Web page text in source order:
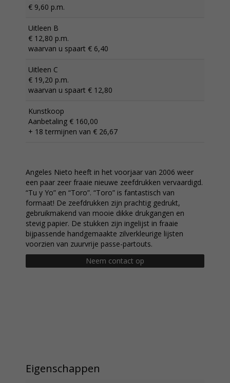
€ 9,60 p.m.
Uitleen B
€ 12,80 p.m.
waarvan u spaart € 6,40
Uitleen C
€ 19,20 p.m.
waarvan u spaart € 12,80
Kunstkoop
Aanbetaling € 160,00
+ 18 termijnen van € 26,67
Angeles Nieto heeft in het voorjaar van 2006 weer
een paar zeer fraaie nieuwe zeefdrukken vervaardigd.
“Tu y Yo” en “Toro”. “Toro” is fantastisch van
formaat! De zeefdrukken zijn prachtig gedrukt,
gebruikmakend van mooie dikke drukgangen en
stevig papier. De stukken zijn ingelijst in fraaie
bijpassende handgemaakte zilverkleurige lijsten
voorzien van zuurvrije passe-partouts.
Neem contact op
Eigenschappen